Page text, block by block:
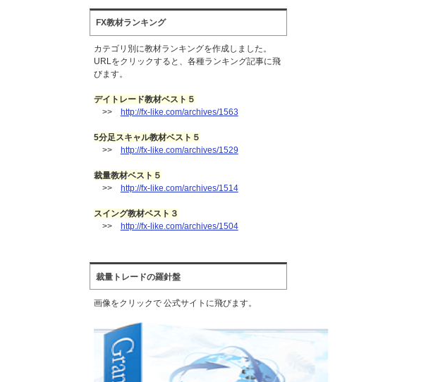
FX教材ランキング
カテゴリ別に教材ランキングを作成しました。
URLをクリックすると、各種ランキング記事に飛
びます。
デイトレード教材ベスト５
>>
http://fx-like.com/archives/1563
5分足スキャル教材ベスト５
>>
http://fx-like.com/archives/1529
裁量教材ベスト５
>>
http://fx-like.com/archives/1514
スイング教材ベスト３
>>
http://fx-like.com/archives/1504
裁量トレードの羅針盤
画像をクリックで 公式サイトに飛びます。